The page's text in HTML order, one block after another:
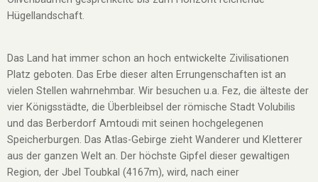
Hügellandschaft.
Das Land hat immer schon an hoch entwickelte Zivilisationen
Platz geboten. Das Erbe dieser alten Errungenschaften ist an
vielen Stellen wahrnehmbar. Wir besuchen u.a. Fez, die älteste der
vier Königsstädte, die Überbleibsel der römische Stadt Volubilis
und das Berberdorf Amtoudi mit seinen hochgelegenen
Speicherburgen. Das Atlas-Gebirge zieht Wanderer und Kletterer
aus der ganzen Welt an. Der höchste Gipfel dieser gewaltigen
Region, der Jbel Toubkal (4167m), wird, nach einer